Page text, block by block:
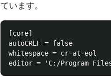
ています。
[core]
autoCRLF = false
whitespace = cr-at-eol